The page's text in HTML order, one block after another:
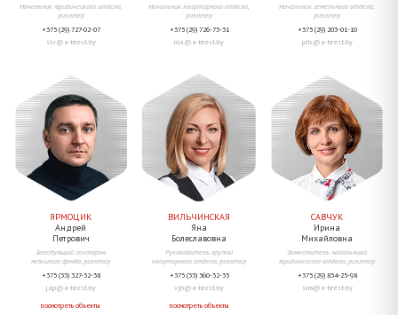
Начальник юридического отдела,
риэлтер
+375 (29) 727-02-07
slv@a-brest.by
Начальник квартирного отдела,
риэлтер
+375 (29) 726-73-31
roa@a-brest.by
Начальник земельного отдела,
риэлтер
+375 (29) 203-01-10
pds@a-brest.by
ЯРМОЦИК
Андрей
Петрович
Заведующий сектором
нежилого фонда, риэлтер
+375 (33) 327-52-38
jap@a-brest.by
посмотреть объекты
ВИЛЬЧИНСКАЯ
Яна
Болеславовна
Руководитель группы
квартирного отдела, риэлтер
+375 (33) 360-32-35
vjb@a-brest.by
посмотреть объекты
САВЧУК
Ирина
Михайловна
Заместитель начальника
юридического отдела, риэлтер
+375 (29) 854-25-98
sim@a-brest.by